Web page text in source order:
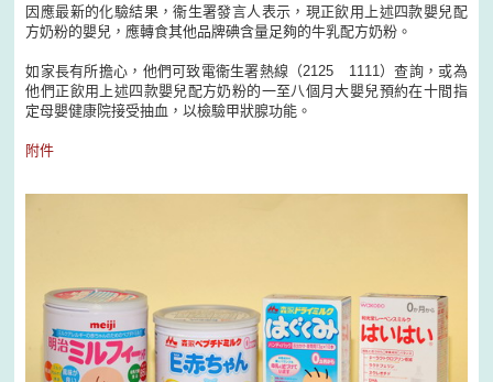
因應最新的化驗結果，衞生署發言人表示，現正飲用上述四款嬰兒配
方奶粉的嬰兒，應轉食其他品牌碘含量足夠的牛乳配方奶粉。
如家長有所擔心，他們可致電衞生署熱線（2125 1111）查詢，或為
他們正飲用上述四款嬰兒配方奶粉的一至八個月大嬰兒預約在十間指
定母嬰健康院接受抽血，以檢驗甲狀腺功能。
附件